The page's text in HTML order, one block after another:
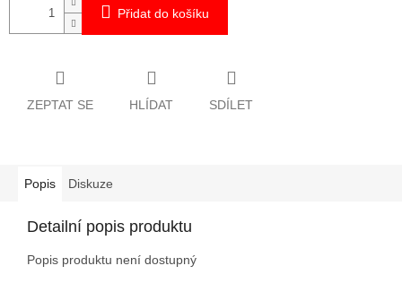
Přidat do košíku
ZEPTAT SE HLÍDAT SDÍLET
Popis Diskuze
Detailní popis produktu
Popis produktu není dostupný